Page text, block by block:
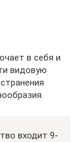
в себя и
видовую
входит 9-